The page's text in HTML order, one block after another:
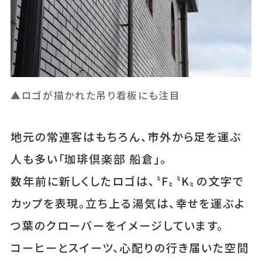
▲ロゴが描かれた吊り看板にも注目
地元の常連客はもちろん、市外から足を運ぶ
人も多い「珈琲倶楽部 船倉」。
数年前に新しくしたロゴは、〝F〟〝K〟の文字で
カップを表現。立ち上る湯気は、幸せを運ぶよ
つ葉のクローバーをイメージしています。
コーヒーとスイーツ、心配りの行き届いた空間